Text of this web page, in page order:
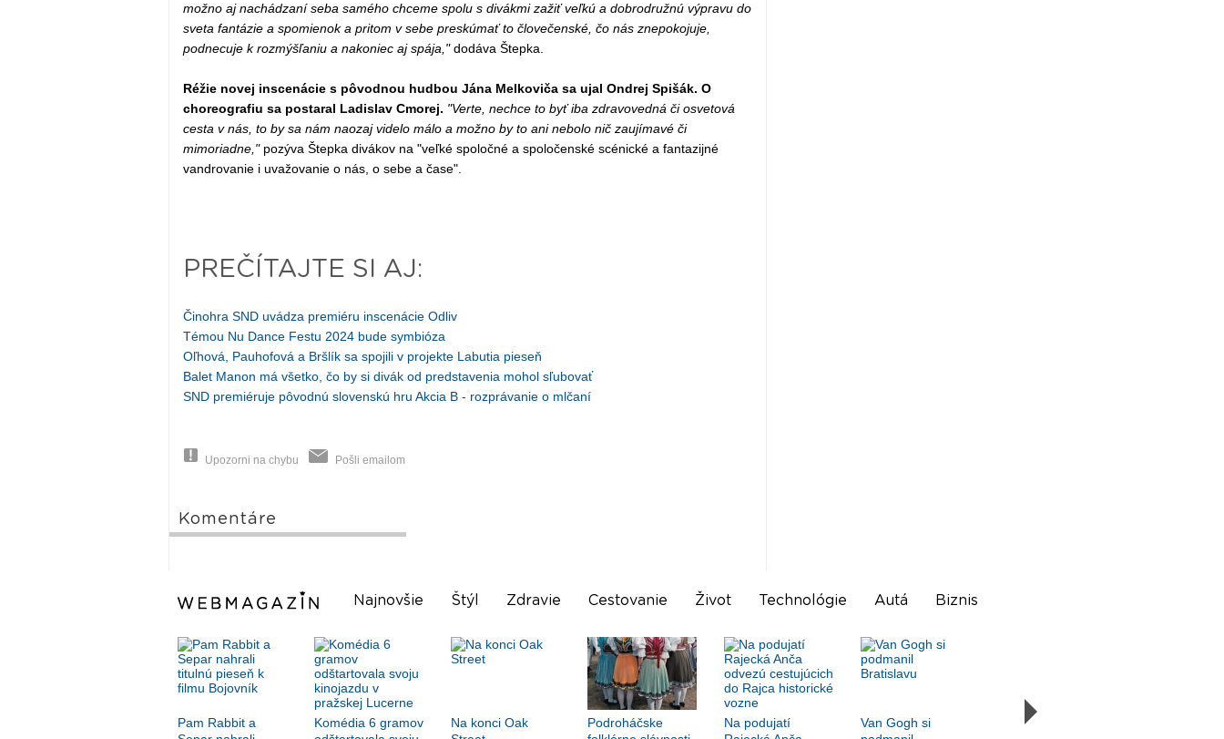
možno aj nachádzaní seba samého chceme spolu s divákmi zažiť veľkú a dobrodružnú výpravu do
sveta fantázie a spomienok a pritom v sebe preskúmať to človečenské, čo nás znepokojuje,
podnecuje k rozmýšľaniu a nakoniec aj spája,"dodáva Štepka.
Réžie novej inscenácie s pôvodnou hudbou Jána Melkoviča sa ujal Ondrej Spišák. O
choreografiu sa postaral Ladislav Cmorej. "Verte, nechce to byť iba zdravovedná či osvetová
cesta v nás, to by sa nám naozaj videlo málo a možno by to ani nebolo nič zaujímavé či
mimoriadne,"pozýva Štepka divákov na "veľké spoločné a spoločenské scénické a fantazijné
vandrovanie i uvažovanie o nás, o sebe a čase".
PREČÍTAJTE SI AJ:
Činohra SND uvádza premiéru inscenácie Odliv
Témou Nu Dance Festu 2024 bude symbióza
Oľhová, Pauhofová a Bršlík sa spojili v projekte Labutia pieseň
Balet Manon má všetko, čo by si divák od predstavenia mohol sľubovať
SND premiéruje pôvodnú slovenskú hru Akcia B - rozprávanie o mlčaní
Upozorni na chybu Pošli emailom
Komentáre
Najnovšie Štýl Zdravie Cestovanie Život Technológie Autá Biznis
Pam Rabbit a
Komédia 6 gramov
Na konci Oak
Podroháčske
Na podujatí
Van Gogh si